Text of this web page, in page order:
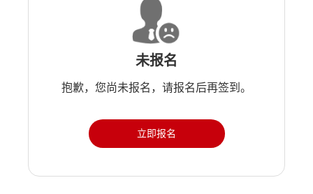
未报名
抱歉，您尚未报名，请报名后再签到。
立即报名